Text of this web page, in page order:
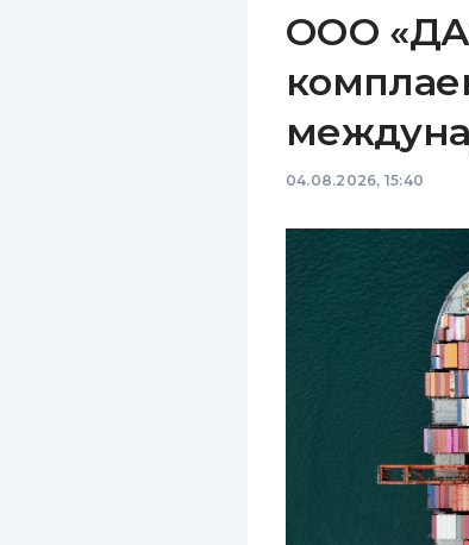
ООО
04.08.2026, 15:40